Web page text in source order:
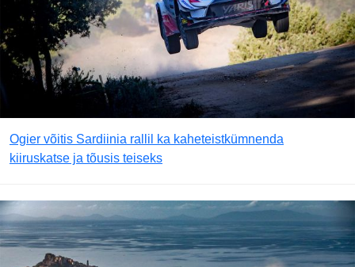
Ogier võitis Sardiinia rallil ka kaheteistkümnenda
kiiruskatse ja tõusis teiseks